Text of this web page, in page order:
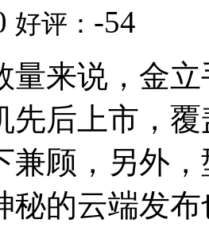
好评： -54
量来说，金
先后上市，
兼顾，另外
秘的云端发布